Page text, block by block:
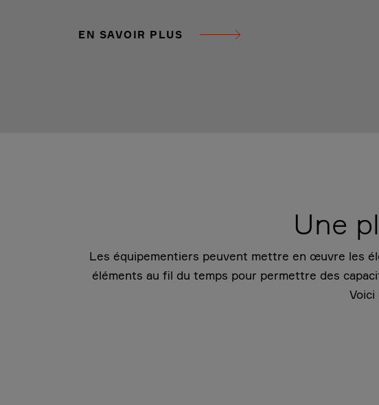
EN SAVOIR PLUS
Une
Les équipementiers peuvent mettre en œuvre les
éléments au fil du temps pour permettre des